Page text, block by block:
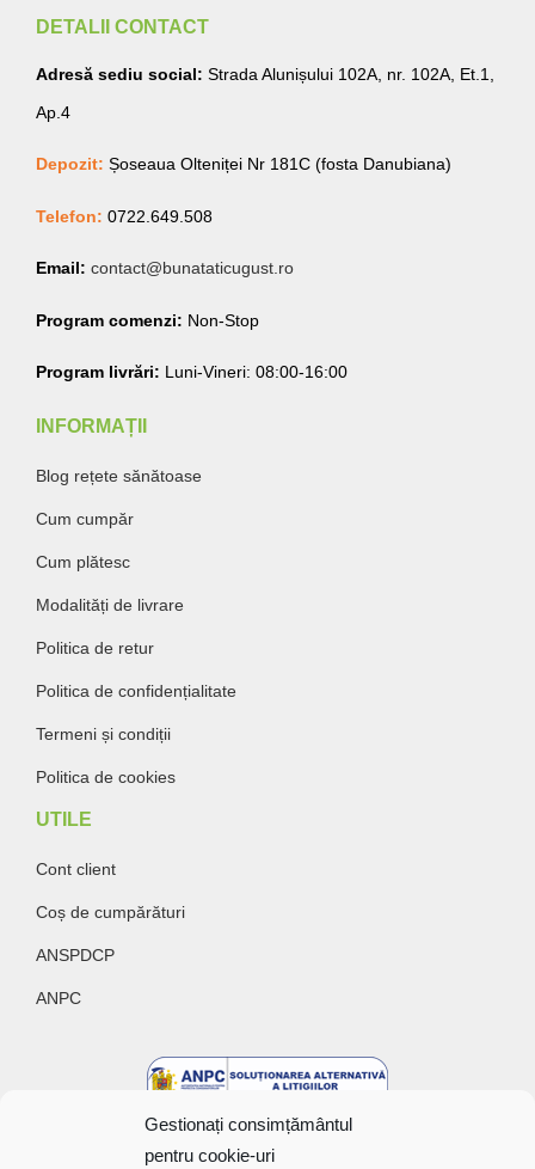
Gestionați consimțământul
pentru cookie-uri
DETALII CONTACT
Adresă sediu social: Strada Alunișului 102A, nr. 102A, Et.1,
Ap.4
Depozit: Șoseaua Olteniței Nr 181C (fosta Danubiana)
Telefon: 0722.649.508
Email: contact@bunataticugust.ro
Program comenzi: Non-Stop
Program livrări: Luni-Vineri: 08:00-16:00
INFORMAȚII
Blog rețete sănătoase
Cum cumpăr
Cum plătesc
Modalități de livrare
Politica de retur
Politica de confidențialitate
Termeni și condiții
Politica de cookies
UTILE
Cont client
Coș de cumpărături
ANSPDCP
ANPC